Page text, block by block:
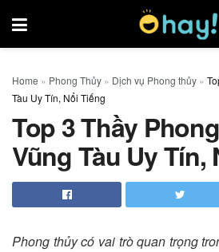
Home » Phong Thủy » Dịch vụ Phong thủy »
Tàu Uy Tín, Nổi Tiếng
Top 3 Thầy
Vũng Tàu Uy Tín,
Phong thủy có vai trò quan trọng